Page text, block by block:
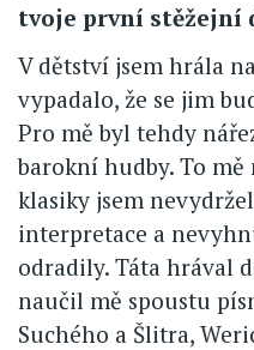
tvoje první stěžejní
V dětství jsem hrála
vypadalo, že se jim
Pro mě byl tehdy
barokní hudby. To mě
klasiky jsem
interpretace a
odradily. Táta hrával
naučil mě spoustu
Suchého a Šlitra,